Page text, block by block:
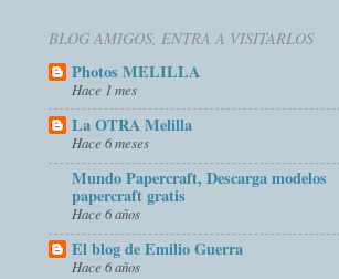
BLOG AMIGOS, ENTRA A VISITARLOS
Photos MELILLA
Hace 1 mes
La OTRA Melilla
Hace 6 meses
Mundo Papercraft, Descarga modelos
papercraft gratis
Hace 6 años
El blog de Emilio Guerra
Hace 6 años